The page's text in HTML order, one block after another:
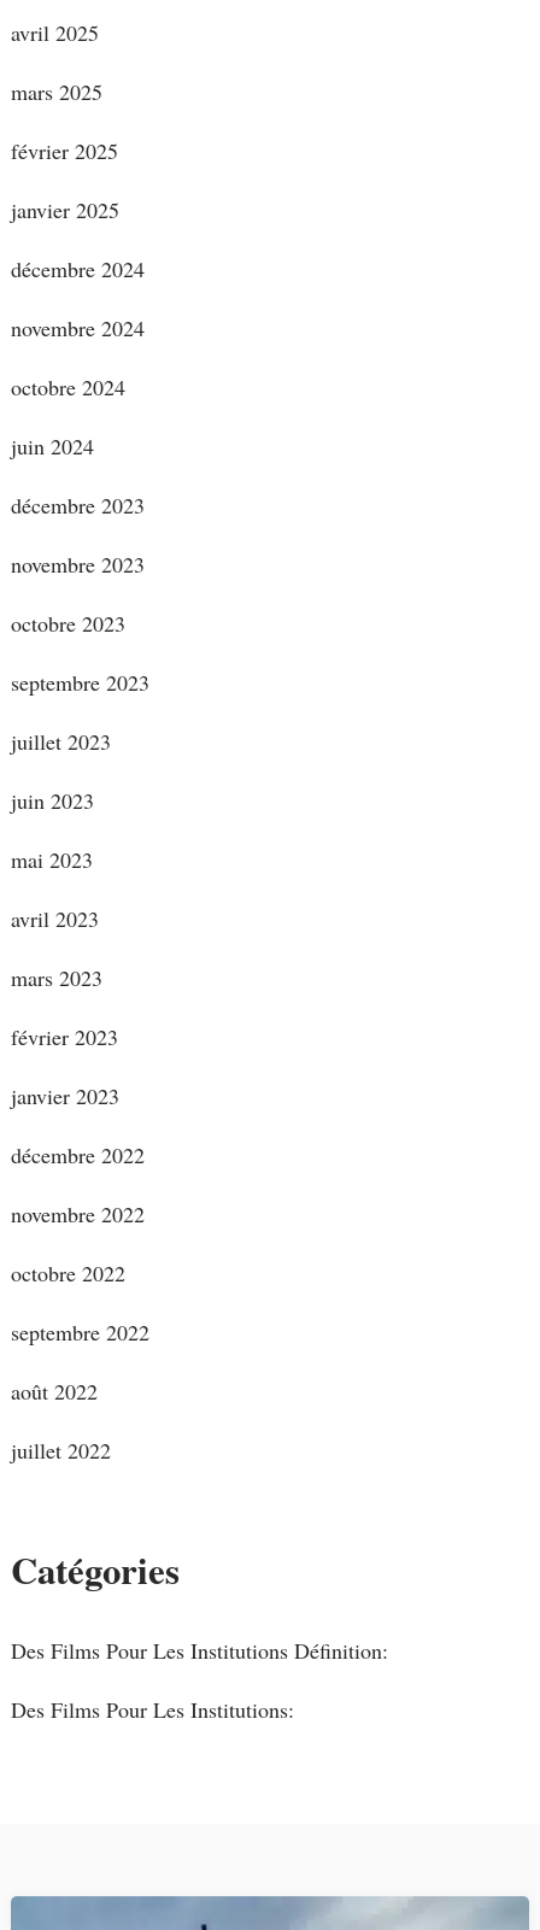
avril 2025
mars 2025
février 2025
janvier 2025
décembre 2024
novembre 2024
octobre 2024
juin 2024
décembre 2023
novembre 2023
octobre 2023
septembre 2023
juillet 2023
juin 2023
mai 2023
avril 2023
mars 2023
février 2023
janvier 2023
décembre 2022
novembre 2022
octobre 2022
septembre 2022
août 2022
juillet 2022
Catégories
Des Films Pour Les Institutions Définition:
Des Films Pour Les Institutions: